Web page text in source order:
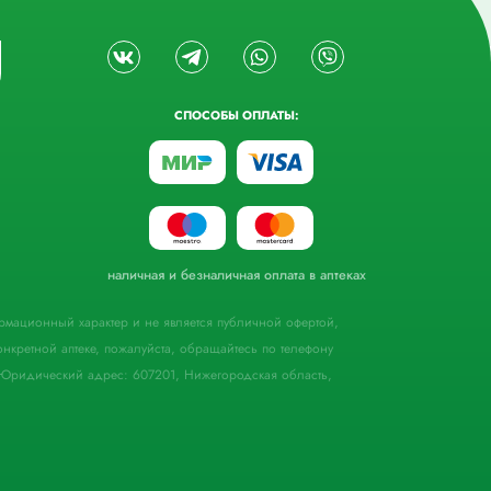
СПОСОБЫ ОПЛАТЫ:
наличная и безналичная оплата в аптеках
характер и не является публичной офертой,
аптеке, пожалуйста, обращайтесь по телефону
адрес: 607201, Нижегородская область,